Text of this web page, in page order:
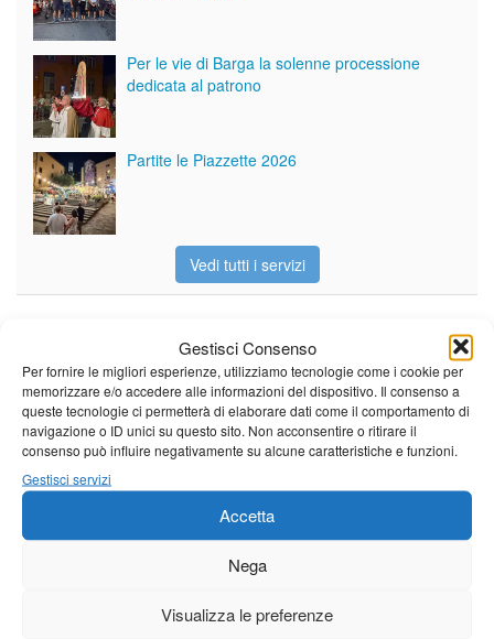
Gestisci Consenso
Per fornire le migliori esperienze, utilizziamo tecnologie come i cookie per
memorizzare e/o accedere alle informazioni del dispositivo. Il consenso a
queste tecnologie ci permetterà di elaborare dati come il comportamento di
navigazione o ID unici su questo sito. Non acconsentire o ritirare il
consenso può influire negativamente su alcune caratteristiche e funzioni.
Gestisci servizi
Accetta
Nega
Visualizza le preferenze
Per le vie di Barga la solenne processione
dedicata al patrono
Partite le Piazzette 2026
Vedi tutti i servizi
Sole e temperature ancora ben
Leggi tutto…
|